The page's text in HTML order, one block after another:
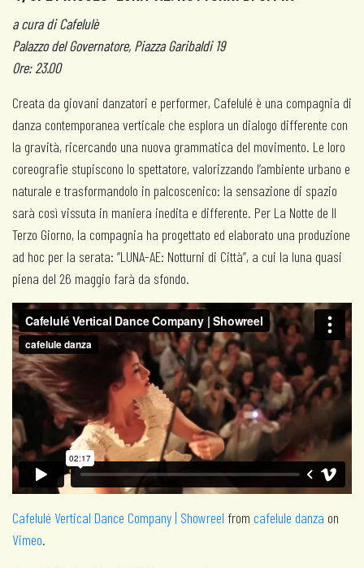
a cura di Cafelulè
Palazzo del Governatore, Piazza Garibaldi 19
Ore: 23.00
Creata da giovani danzatori e performer, Cafelulé è una compagnia di
danza contemporanea verticale che esplora un dialogo differente con
la gravità, ricercando una nuova grammatica del movimento. Le loro
coreografie stupiscono lo spettatore, valorizzando l’ambiente urbano e
naturale e trasformandolo in palcoscenico: la sensazione di spazio
sarà così vissuta in maniera inedita e differente. Per La Notte de Il
Terzo Giorno, la compagnia ha progettato ed elaborato una produzione
ad hoc per la serata: ‘’LUNA-AE: Notturni di Città’’, a cui la luna quasi
piena del 26 maggio farà da sfondo.
Cafelulé Vertical Dance Company | Showreel from cafelule danza on
Vimeo.